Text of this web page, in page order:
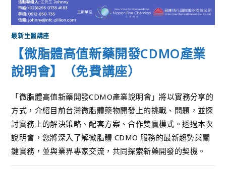
最新生醫講座
【微脂體高值新藥開發CDMO產業
說明會】（免費講座）
「微脂體高值新藥開發CDMO產業說明會」將以實務分享的
方式，介紹目前台灣微脂體藥物開發上的挑戰、問題，並探
討實務上的解決策略、配套方案、合作雙贏模式。透過本次
說明會，您將深入了解微脂體 CDMO 服務的最新趨勢與關
鍵實務，並與業界專家交流，共同探索新藥開發的契機。